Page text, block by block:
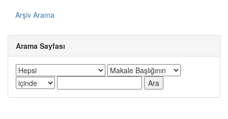
Arşiv Arama
Arama Sayfası